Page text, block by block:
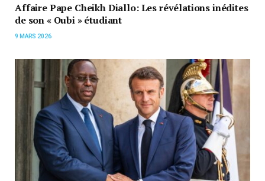
Affaire Pape Cheikh Diallo: Les révélations inédites
de son « Oubi » étudiant
9 MARS 2026